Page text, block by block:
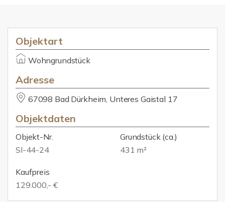
Objektart
Wohngrundstück
Adresse
67098 Bad Dürkheim, Unteres Gaistal 17
Objektdaten
Objekt-Nr.
SI-44-24
Grundstück(ca.)
431 m²
Kaufpreis
129.000,- €